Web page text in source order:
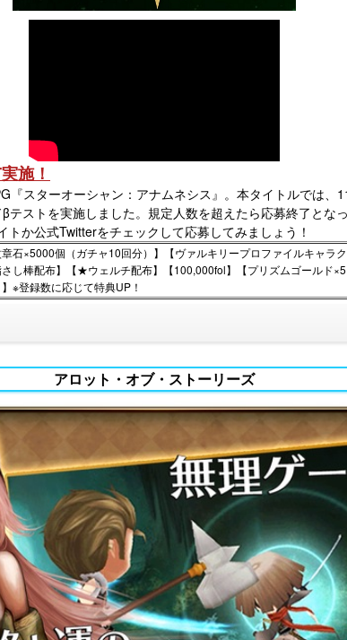
施！
『スターオーシャン：アナムネシス』。本タイトルでは、
テストを実施しました。規定人数を超えたら応募終了とな
トか公式Twitterをチェックして応募してみましょう！
章石×5000個（ガチャ10回分）】【ヴァルキリープロファイルキャラ
し棒配布】【★ウェルチ配布】【100,000fol】【プリズムゴールド
】※登録数に応じて特典UP！
アロット・オブ・ストーリーズ